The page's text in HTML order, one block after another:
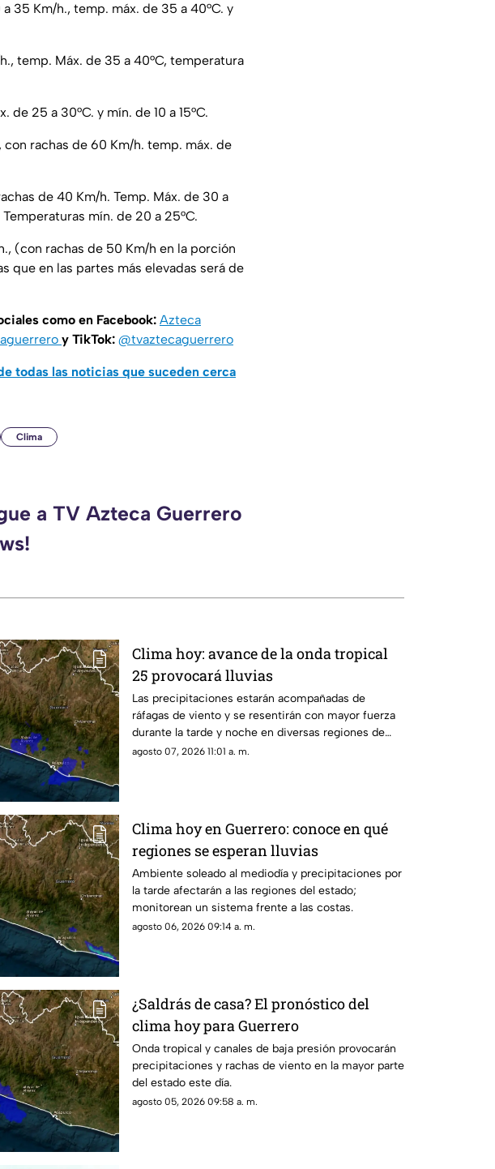
35 Km/h., temp. máx. de 35 a 40°C. y
temp. Máx. de 35 a 40°C, temperatura
25 a 30°C. y mín. de 10 a 15°C.
rachas de 60 Km/h. temp. máx. de
de 40 Km/h. Temp. Máx. de 30 a
mín. de 20 a 25°C.
(con rachas de 50 Km/h en la porción
que en las partes más elevadas será de
como en Facebook: Azteca
y TikTok: @tvaztecaguerrero
todas las noticias que suceden cerca
Clima
a TV Azteca Guerrero
Clima hoy: avance de la onda tropical
25 provocará lluvias
Las precipitaciones estarán acompañadas de
ráfagas de viento y se resentirán con mayor fuerza
durante la tarde y noche en diversas regiones de
Guerrero.
agosto 07, 2026 11:01 a. m.
Clima hoy en Guerrero: conoce en qué
regiones se esperan lluvias
Ambiente soleado al mediodía y precipitaciones por
la tarde afectarán a las regiones del estado;
monitorean un sistema frente a las costas.
agosto 06, 2026 09:14 a. m.
¿Saldrás de casa? El pronóstico del
clima hoy para Guerrero
Onda tropical y canales de baja presión provocarán
precipitaciones y rachas de viento en la mayor parte
del estado este día.
agosto 05, 2026 09:58 a. m.